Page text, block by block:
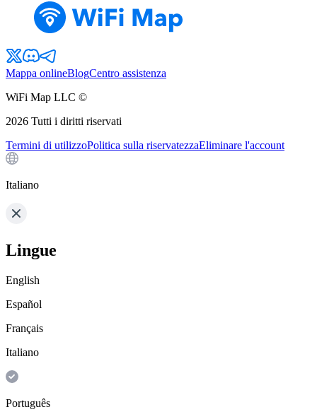
Mappa onlineBlogCentro assistenza
WiFi Map LLC ©
2026 Tutti i diritti riservati
Termini di utilizzoPolitica sulla riservatezzaEliminare l'account
Italiano
Lingue
English
Español
Français
Italiano
Português